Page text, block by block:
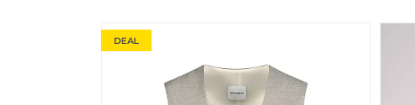
DEAL